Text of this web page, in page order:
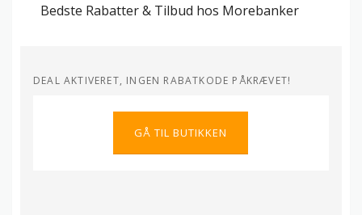
Bedste Rabatter & Tilbud hos Morebanker
DEAL AKTIVERET, INGEN RABATKODE PÅKRÆVET!
GÅ TIL BUTIKKEN